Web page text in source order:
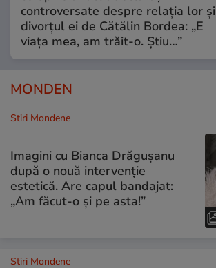
controversate despre relația lor și
divorțul ei de Cătălin Bordea: „E
viața mea, am trăit-o. Știu…”
MONDEN
Stiri Mondene
Imagini cu Bianca Drăgușanu
după o nouă intervenție
estetică. Are capul bandajat:
„Am făcut-o și pe asta!”
Stiri Mondene